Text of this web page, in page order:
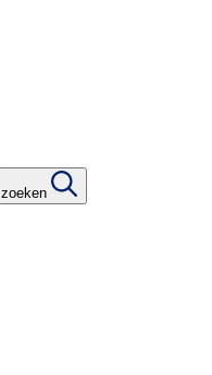
zoeken